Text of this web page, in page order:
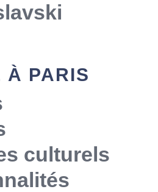
À PARIS
culturels